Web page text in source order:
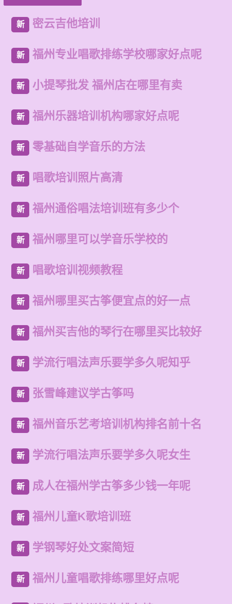
新 密云吉他培训
新 福州专业唱歌排练学校哪家好点呢
新 小提琴批发 福州店在哪里有卖
新 福州乐器培训机构哪家好点呢
新 零基础自学音乐的方法
新 唱歌培训照片高清
新 福州通俗唱法培训班有多少个
新 福州哪里可以学音乐学校的
新 唱歌培训视频教程
新 福州哪里买古筝便宜点的好一点
新 福州买吉他的琴行在哪里买比较好
新 学流行唱法声乐要学多久呢知乎
新 张雪峰建议学古筝吗
新 福州音乐艺考培训机构排名前十名
新 学流行唱法声乐要学多久呢女生
新 成人在福州学古筝多少钱一年呢
新 福州儿童K歌培训班
新 学钢琴好处文案简短
新 福州儿童唱歌排练哪里好点呢